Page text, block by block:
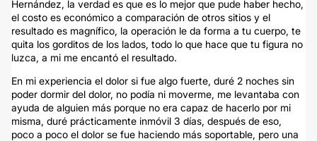
Hernández, la verdad es que es lo mejor que pude haber hecho,
el costo es económico a comparación de otros sitios y el
resultado es magnífico, la operación le da forma a tu cuerpo, te
quita los gorditos de los lados, todo lo que hace que tu figura no
luzca, a mi me encantó el resultado.
En mi experiencia el dolor si fue algo fuerte, duré 2 noches sin
poder dormir del dolor, no podía ni moverme, me levantaba con
ayuda de alguien más porque no era capaz de hacerlo por mi
misma, duré prácticamente inmóvil 3 días, después de eso,
poco a poco el dolor se fue haciendo más soportable, pero una